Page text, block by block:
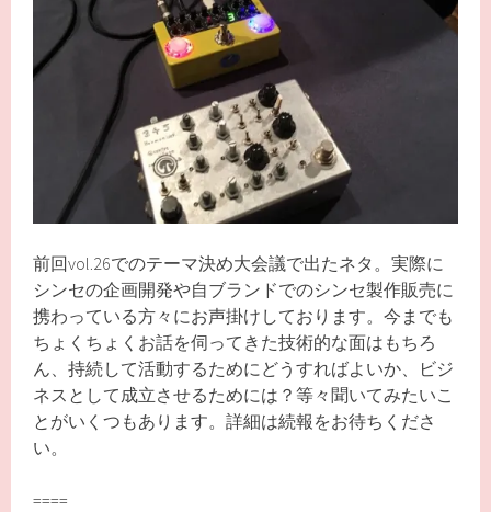
前回vol.26でのテーマ決め大会議で出たネタ。実際に
シンセの企画開発や自ブランドでのシンセ製作販売に
携わっている方々にお声掛けしております。今までも
ちょくちょくお話を伺ってきた技術的な面はもちろ
ん、持続して活動するためにどうすればよいか、ビジ
ネスとして成立させるためには？等々聞いてみたいこ
とがいくつもあります。詳細は続報をお待ちくださ
い。
====